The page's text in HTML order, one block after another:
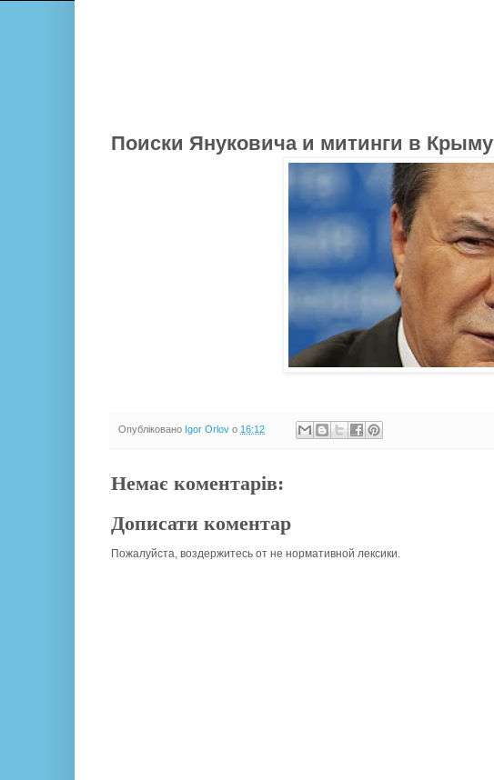
Поиски Януковича и митинги в Крыму
Опубліковано Igor Orlov о 16:12
Немає коментарів:
Дописати коментар
Пожалуйста, воздержитесь от не нормативной лексики.